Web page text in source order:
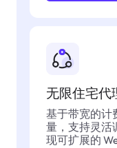
无限住宅代
基于带宽的计
量，支持灵活
现可扩展的